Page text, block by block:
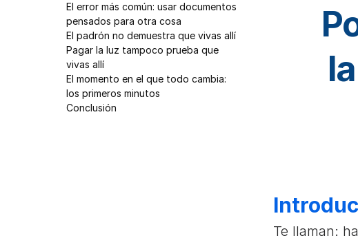
El error más común: usar documentos
pensados para otra cosa
El padrón no demuestra que vivas allí
Pagar la luz tampoco prueba que
vivas allí
El momento en el que todo cambia:
los primeros minutos
Conclusión
Te llaman: